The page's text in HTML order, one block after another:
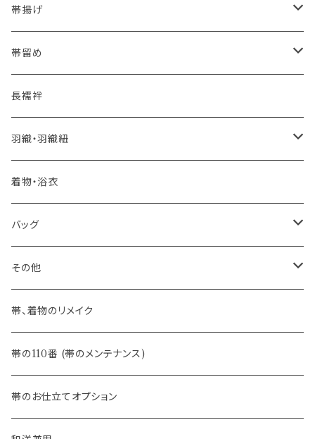
格ある夏の名古屋帯（都の絽綴れ）
おとなの浴衣(有松 鳴海絞り)
自宅で洗える！本麻長襦袢
憧れの高級カジュアル帯
河合美術織物 訪問着に合わせる袋帯
訪問着に合わせるフォーマル帯
３万円台♪高見え袋帯・名古屋帯
夏・単衣用(夏帯)
- 西陣織
夏・単衣用(夏帯)
- 紬帯・自然布
- 琉球帯
- 染め帯
- 袋帯・洒落袋帯
- 名古屋帯
八寸名古屋帯 (松葉仕立て)
- オールシーズン帯
- 夏帯
- 半幅帯
- 大人兵児帯
- おびやオリジナル
- 細平唐組 (7mmスリム帯締め)
- 田中節子
帯揚げ
- おびやオリジナル
- 京都 三浦清商店
- 大津工房 荒尾ちどり
帯留め
-おびやオリジナル
長襦袢
羽織・羽織紐
-おびやオリジナル
着物・浴衣
バッグ
-おびやオリジナル
その他
-おびやオリジナル
-フィカレ
帯、着物のリメイク
帯の110番 (帯のメンテナンス)
帯のお仕立てオプション